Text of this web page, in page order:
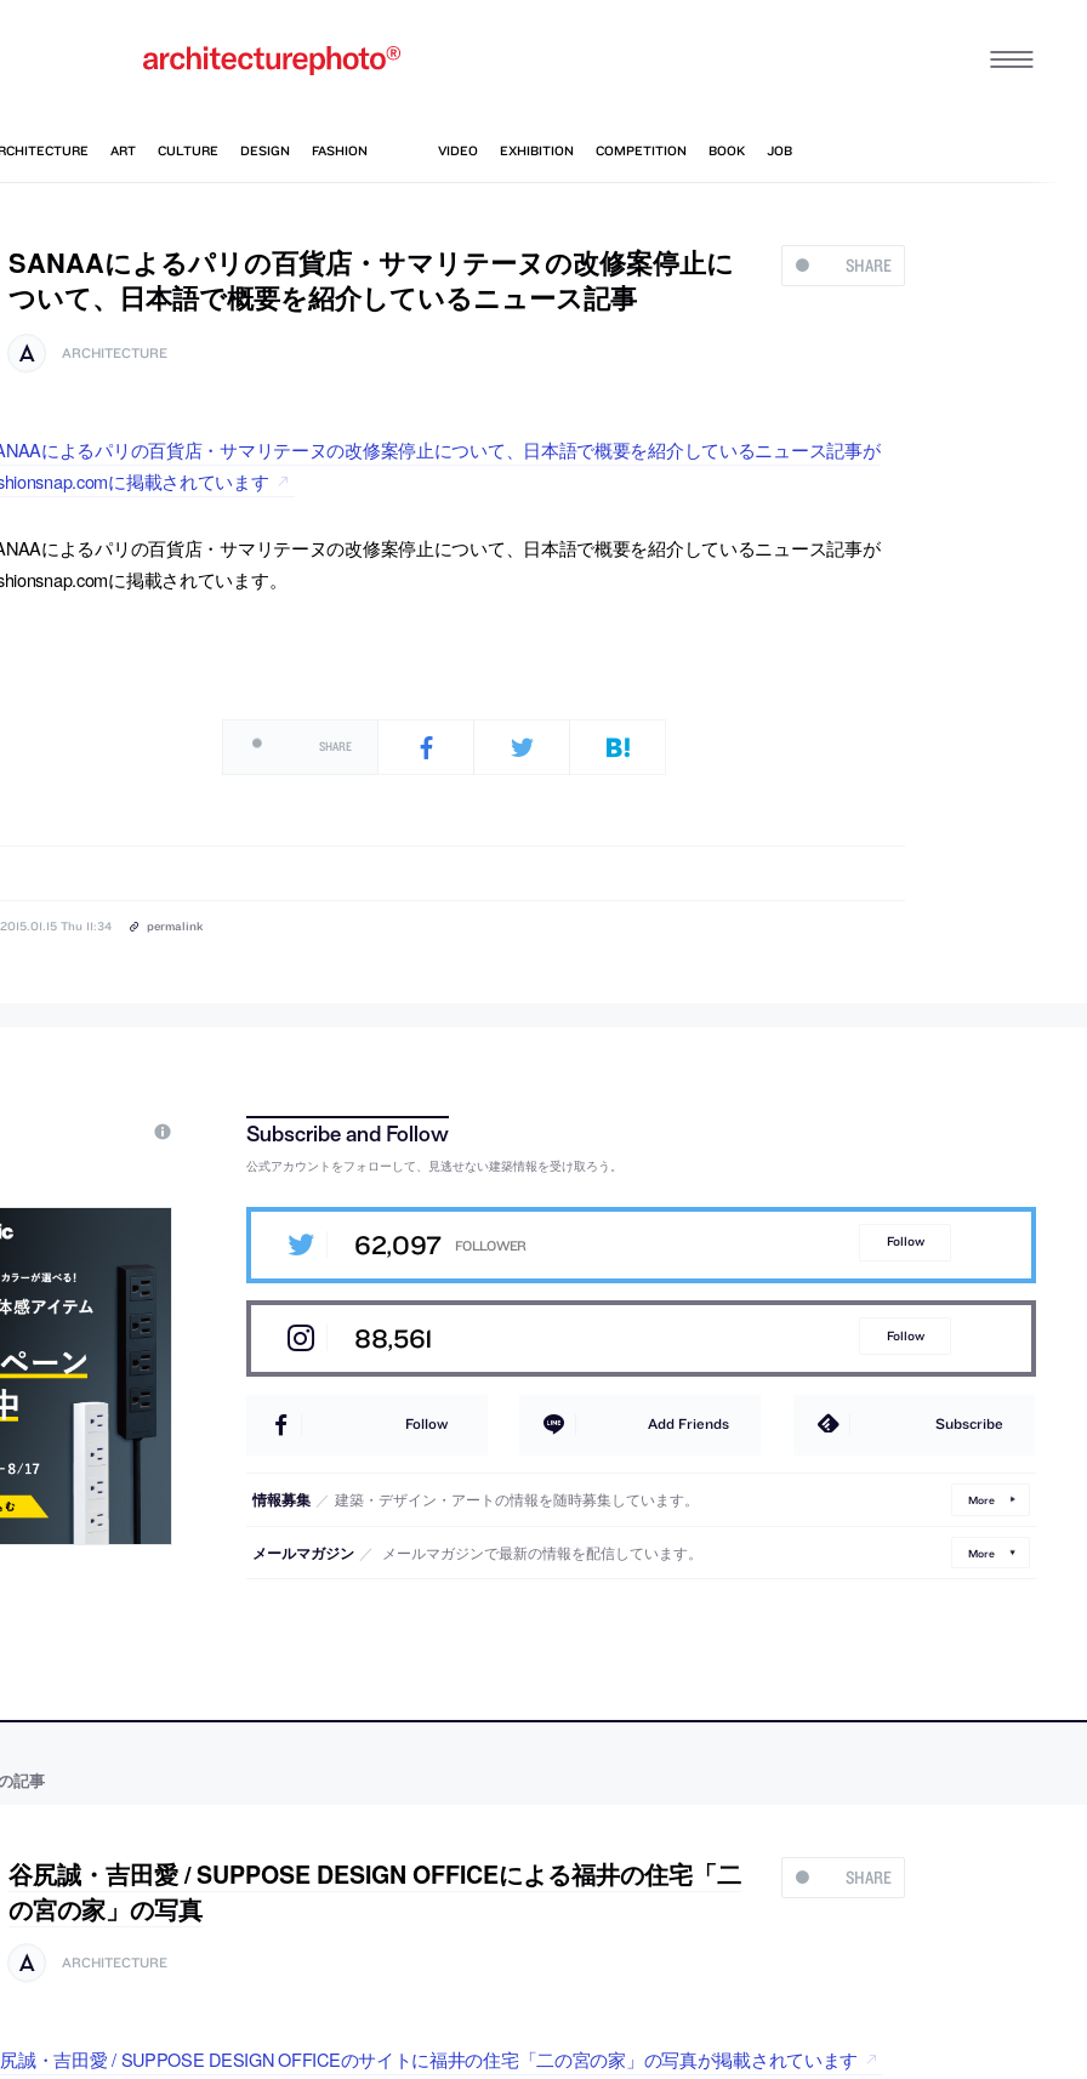
SHARE
SANAAによるパリの百貨店・サマリテーヌの改修案停止に
ついて、日本語で概要を紹介しているニュース記事
ARCHITECTURE
によるパリの百貨店・サマリテーヌの改修案停止について、日本語で概要を紹介しているニュース記事が
に掲載されています
によるパリの百貨店・サマリテーヌの改修案停止について、日本語で概要を紹介しているニュース記事が
に掲載されています。
SHARE
2015.01.15 Thu 11:34 permalink
公式アカウントをフォローして、見逃せない建築情報を受け取ろう。
62,097 Follow
88,561 Follow
Follow Add Friends Subscribe
情報募集 ／ 建築・デザイン・アートの情報を随時募集しています。 More
メールマガジン ／ メールマガジンで最新の情報を配信しています。 More
記事
SHARE
谷尻誠・吉田愛 / SUPPOSE DESIGN OFFICEによる福井の住宅「二
の宮の家」の写真
ARCHITECTURE
誠・吉田愛 / SUPPOSE DESIGN OFFICEのサイトに福井の住宅「二の宮の家」の写真が掲載されています